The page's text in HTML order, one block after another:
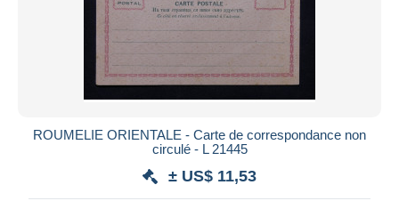
ROUMELIE ORIENTALE - Carte de correspondance non
circulé - L 21445
± US$ 11,53